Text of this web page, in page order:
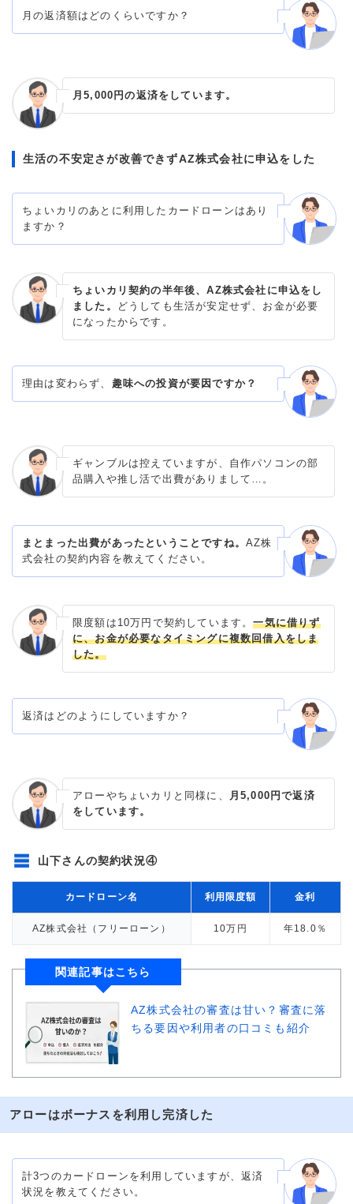
月の返済額はどのくらいですか？
月5,000円の返済をしています。
生活の不安定さが改善できずAZ株式会社に申込をした
ちょいカリのあとに利用したカードローンはあり
ますか？
ちょいカリ契約の半年後、AZ株式会社に申込をし
ました。
どうしても生活が安定せず、お金が必要
になったからです。
理由は変わらず、 趣味への投資が要因ですか？
ギャンブルは控えていますが、自作パソコンの部
品購入や推し活で出費がありまして…。
まとまった出費があったということですね。 AZ株
式会社の契約内容を教えてください。
限度額は10万円で契約しています。一気に借りず
に、お金が必要なタイミングに複数回借入をしま
した。
返済はどのようにしていますか？
アローやちょいカリと同様に、
月5,000円で返済
をしています。
山下さんの契約状況④
カードローン名 利用限度額 金利
AZ株式会社（フリーローン） 10万円 年18.0％
関連記事はこちら
AZ株式会社の審査は甘い？審査に落
ちる要因や利用者の口コミも紹介
アローはボーナスを利用し完済した
計3つのカードローンを利用していますが、返済
状況を教えてください。